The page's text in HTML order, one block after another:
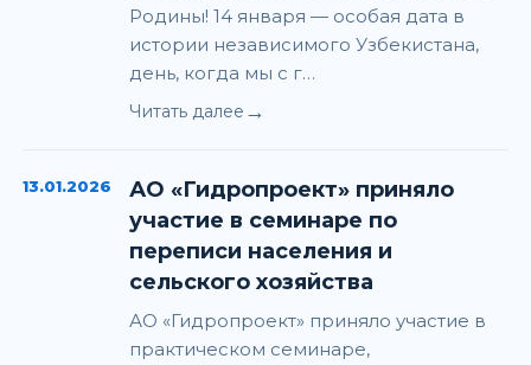
Родины! 14 января — особая дата в
истории независимого Узбекистана,
день, когда мы с г…
Читать далее →
13.01.2026
АО «Гидропроект» приняло
участие в семинаре по
переписи населения и
сельского хозяйства
АО «Гидропроект» приняло участие в
практическом семинаре,